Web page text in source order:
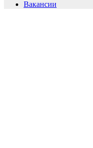
Вакансии